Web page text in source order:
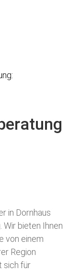
in Dornhaus
Wir bieten Ihnen
von einem
Region
sich für